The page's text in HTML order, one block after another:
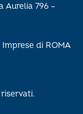
Aurelia 796 –
Imprese di ROMA